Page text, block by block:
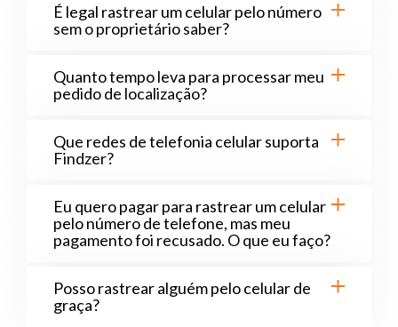
É legal rastrear um celular pelo número
sem o proprietário saber?
Quanto tempo leva para processar meu
pedido de localização?
Que redes de telefonia celular suporta
Findzer?
Eu quero pagar para rastrear um celular
pelo número de telefone, mas meu
pagamento foi recusado. O que eu faço?
Posso rastrear alguém pelo celular de
graça?